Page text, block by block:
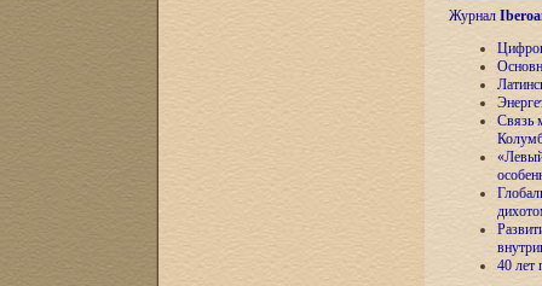
Журнал
Связь
40 лет